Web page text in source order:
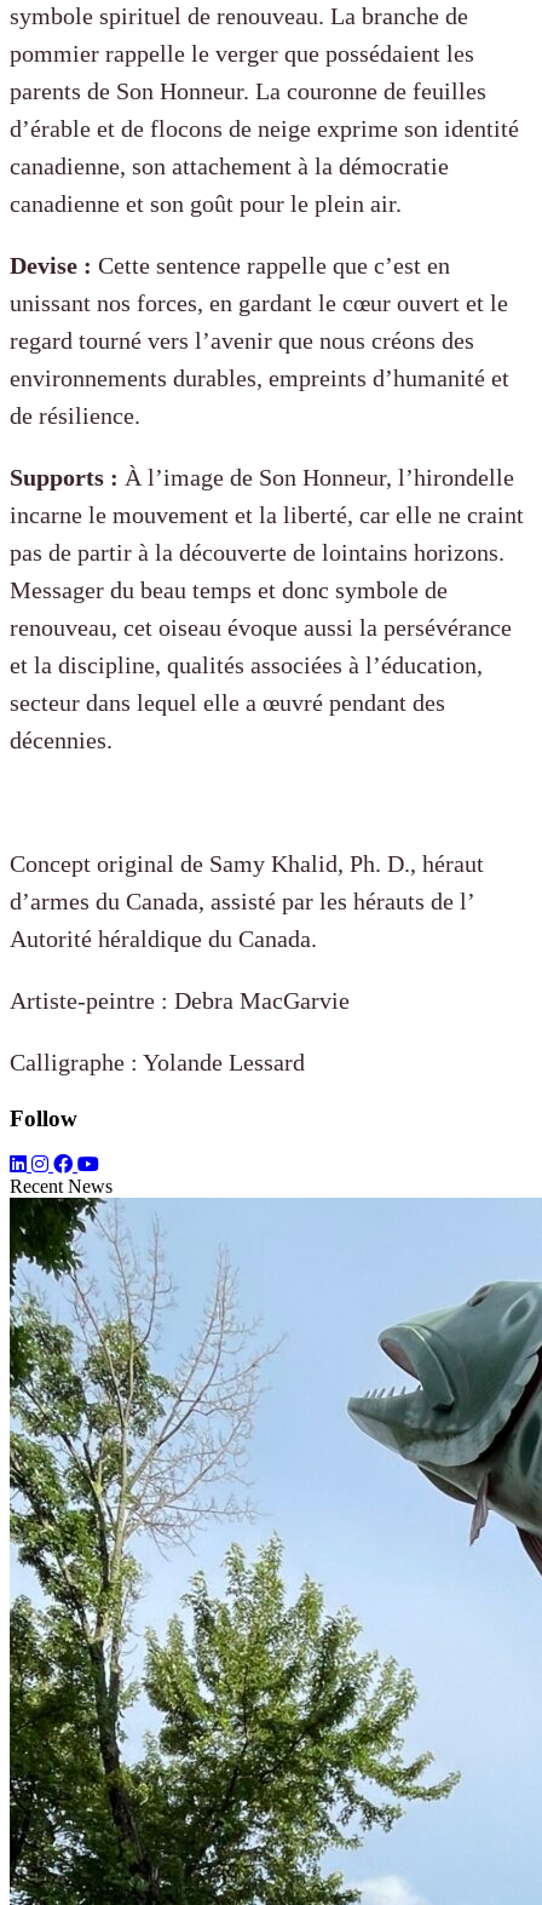
symbole spirituel de renouveau. La branche de
pommier rappelle le verger que possédaient les
parents de Son Honneur. La couronne de feuilles
d’érable et de flocons de neige exprime son identité
canadienne, son attachement à la démocratie
canadienne et son goût pour le plein air.
Devise : Cette sentence rappelle que c’est en
unissant nos forces, en gardant le cœur ouvert et le
regard tourné vers l’avenir que nous créons des
environnements durables, empreints d’humanité et
de résilience.
Supports : À l’image de Son Honneur, l’hirondelle
incarne le mouvement et la liberté, car elle ne craint
pas de partir à la découverte de lointains horizons.
Messager du beau temps et donc symbole de
renouveau, cet oiseau évoque aussi la persévérance
et la discipline, qualités associées à l’éducation,
secteur dans lequel elle a œuvré pendant des
décennies.
Concept original de Samy Khalid, Ph. D., héraut
d’armes du Canada, assisté par les hérauts de l’
Autorité héraldique du Canada.
Artiste-peintre : Debra MacGarvie
Calligraphe : Yolande Lessard
Follow
Recent News